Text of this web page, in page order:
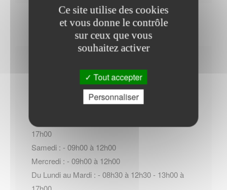
Horaires Mairie
17h00
Samedi : - 09h00 à 12h00
Mercredi : - 09h00 à 12h00
Du Lundi au Mardi : - 08h30 à 12h30 - 13h00 à
Ce site utilise des cookies
et vous donne le contrôle
sur ceux que vous
souhaitez activer
Tout accepter
Personnaliser